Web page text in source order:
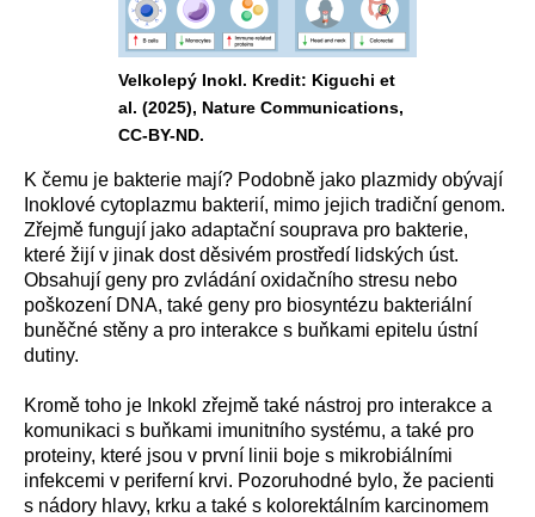
Velkolepý Inokl. Kredit: Kiguchi et
al. (2025), Nature Communications,
CC-BY-ND.
K čemu je bakterie mají? Podobně jako plazmidy obývají
Inoklové cytoplazmu bakterií, mimo jejich tradiční genom.
Zřejmě fungují jako adaptační souprava pro bakterie,
které žijí v jinak dost děsivém prostředí lidských úst.
Obsahují geny pro zvládání oxidačního stresu nebo
poškození DNA, také geny pro biosyntézu bakteriální
buněčné stěny a pro interakce s buňkami epitelu ústní
dutiny.
Kromě toho je Inkokl zřejmě také nástroj pro interakce a
komunikaci s buňkami imunitního systému, a také pro
proteiny, které jsou v první linii boje s mikrobiálními
infekcemi v periferní krvi. Pozoruhodné bylo, že pacienti
s nádory hlavy, krku a také s kolorektálním karcinomem